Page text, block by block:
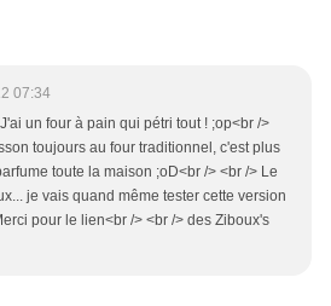
07:34
un four à pain qui pétri tout ! ;op<br />
toujours au four traditionnel, c'est plus
toute la maison ;oD<br /> <br /> Le
je vais quand même tester cette version
pour le lien<br /> <br /> des Ziboux's